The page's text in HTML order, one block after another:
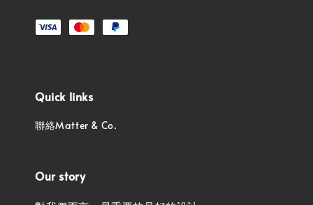
Quick links
聯絡Matter & Co.
Our story